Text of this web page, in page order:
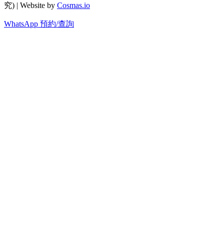
究) | Website by Cosmas.io
WhatsApp 預約/查詢